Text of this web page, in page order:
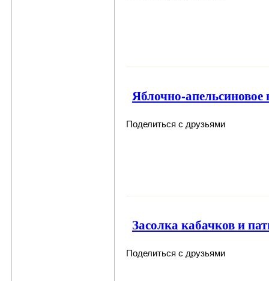
Яблочно-апельсиновое
Поделиться с друзьями
Засолка кабачков и
Поделиться с друзьями